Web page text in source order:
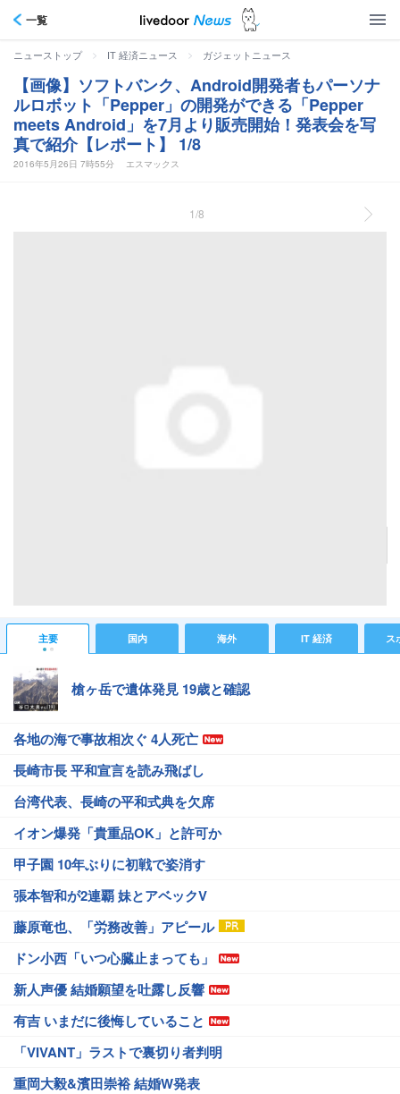
一覧
ニューストップ > IT 経済ニュース > ガジェットニュース
【画像】ソフトバンク、Android開発者もパーソナ
ルロボット「Pepper」の開発ができる「Pepper
meets Android」を7月より販売開始！発表会を写
真で紹介【レポート】 1/8
2016年5月26日 7時55分 エスマックス
1/8
主要 国内 海外 IT 経済 ス
槍ヶ岳で遺体発見 19歳と確認
各地の海で事故相次ぐ 4人死亡
長崎市長 平和宣言を読み飛ばし
台湾代表、長崎の平和式典を欠席
イオン爆発「貴重品OK」と許可か
甲子園 10年ぶりに初戦で姿消す
張本智和が2連覇 妹とアベックV
藤原竜也、「労務改善」アピール
ドン小西「いつ心臓止まっても」
新人声優 結婚願望を吐露し反響
有吉 いまだに後悔していること
「VIVANT」ラストで裏切り者判明
重岡大毅&濱田崇裕 結婚W発表